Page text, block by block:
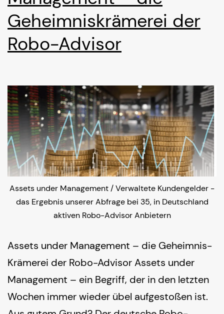
Geheimniskrämerei der
Robo-Advisor
Assets under Management / Verwaltete Kundengelder -
das Ergebnis unserer Abfrage bei 35, in Deutschland
aktiven Robo-Advisor Anbietern
Assets under Management – die Geheimnis-
Krämerei der Robo-Advisor Assets under
Management – ein Begriff, der in den letzten
Wochen immer wieder übel aufgestoßen ist.